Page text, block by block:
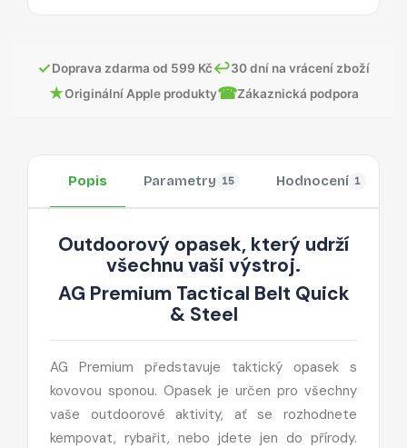
✓Doprava zdarma od 599 Kč↩30 dní na vrácení zboží
★Originální Apple produkty☎Zákaznická podpora
Popis Parametry 15 Hodnocení 1
Outdoorový opasek, který udrží
všechnu vaši výstroj.
AG Premium Tactical Belt Quick
& Steel
AG Premium představuje taktický opasek s
kovovou sponou. Opasek je určen pro všechny
vaše outdoorové aktivity, ať se rozhodnete
kempovat, rybařit, nebo jdete jen do přírody.